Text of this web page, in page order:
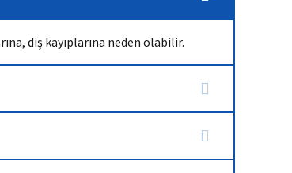
diş kayıplarına neden olabilir.